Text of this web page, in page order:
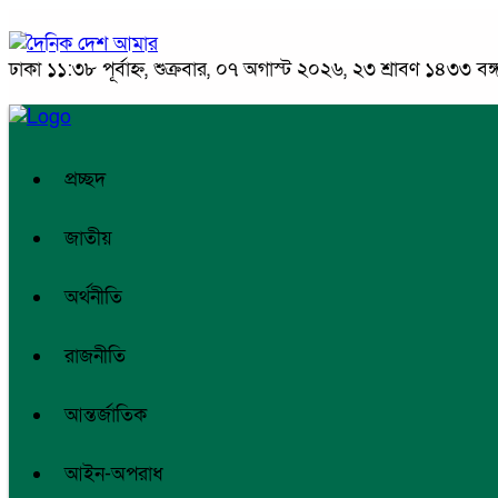
ঢাকা ১১:৩৮ পূর্বাহ্ন, শুক্রবার, ০৭ অগাস্ট ২০২৬, ২৩ শ্রাবণ ১৪৩৩
প্রচ্ছদ
জাতীয়
অর্থনীতি
রাজনীতি
আন্তর্জাতিক
আইন-অপরাধ